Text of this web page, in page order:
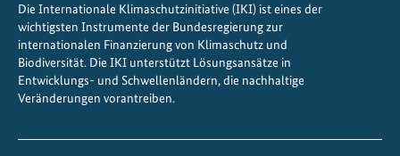
Die Internationale Klimaschutzinitiative (IKI) ist eines der
wichtigsten Instrumente der Bundesregierung zur
internationalen Finanzierung von Klimaschutz und
Biodiversität. Die IKI unterstützt Lösungsansätze in
Entwicklungs- und Schwellenländern, die nachhaltige
Veränderungen vorantreiben.